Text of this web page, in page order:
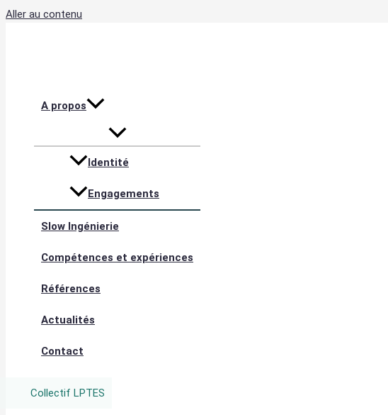
Aller au contenu
A propos
Identité
Engagements
Slow Ingénierie
Compétences et expériences
Références
Actualités
Contact
Collectif LPTES